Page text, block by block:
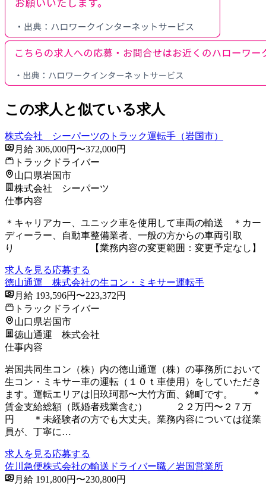
この求人と似ている求人
株式会社 シーパーツのトラック運転手（岩国市）
月給 306,000円〜372,000円
トラックドライバー
山口県岩国市
株式会社 シーパーツ
仕事内容
＊キャリアカー、ユニック車を使用して車両の輸送 ＊カー
ディーラー、自動車整備業者、一般の方からの車両引取
り 【業務内容の変更範囲：変更予定なし】
求人を見る応募する
徳山通運 株式会社の生コン・ミキサー運転手
月給 193,596円〜223,372円
トラックドライバー
山口県岩国市
徳山通運 株式会社
仕事内容
岩国共同生コン（株）内の徳山通運（株）の事務所において
生コン・ミキサー車の運転（１０ｔ車使用）をしていただき
ます。運転エリアは旧玖珂郡〜大竹方面、錦町です。 ＊
賃金支給総額（既婚者残業含む） ２２万円〜２７万
円 ＊未経験者の方でも大丈夫。業務内容については従業
員が、丁寧に…
求人を見る応募する
佐川急便株式会社の輸送ドライバー職／岩国営業所
月給 191,800円〜230,800円